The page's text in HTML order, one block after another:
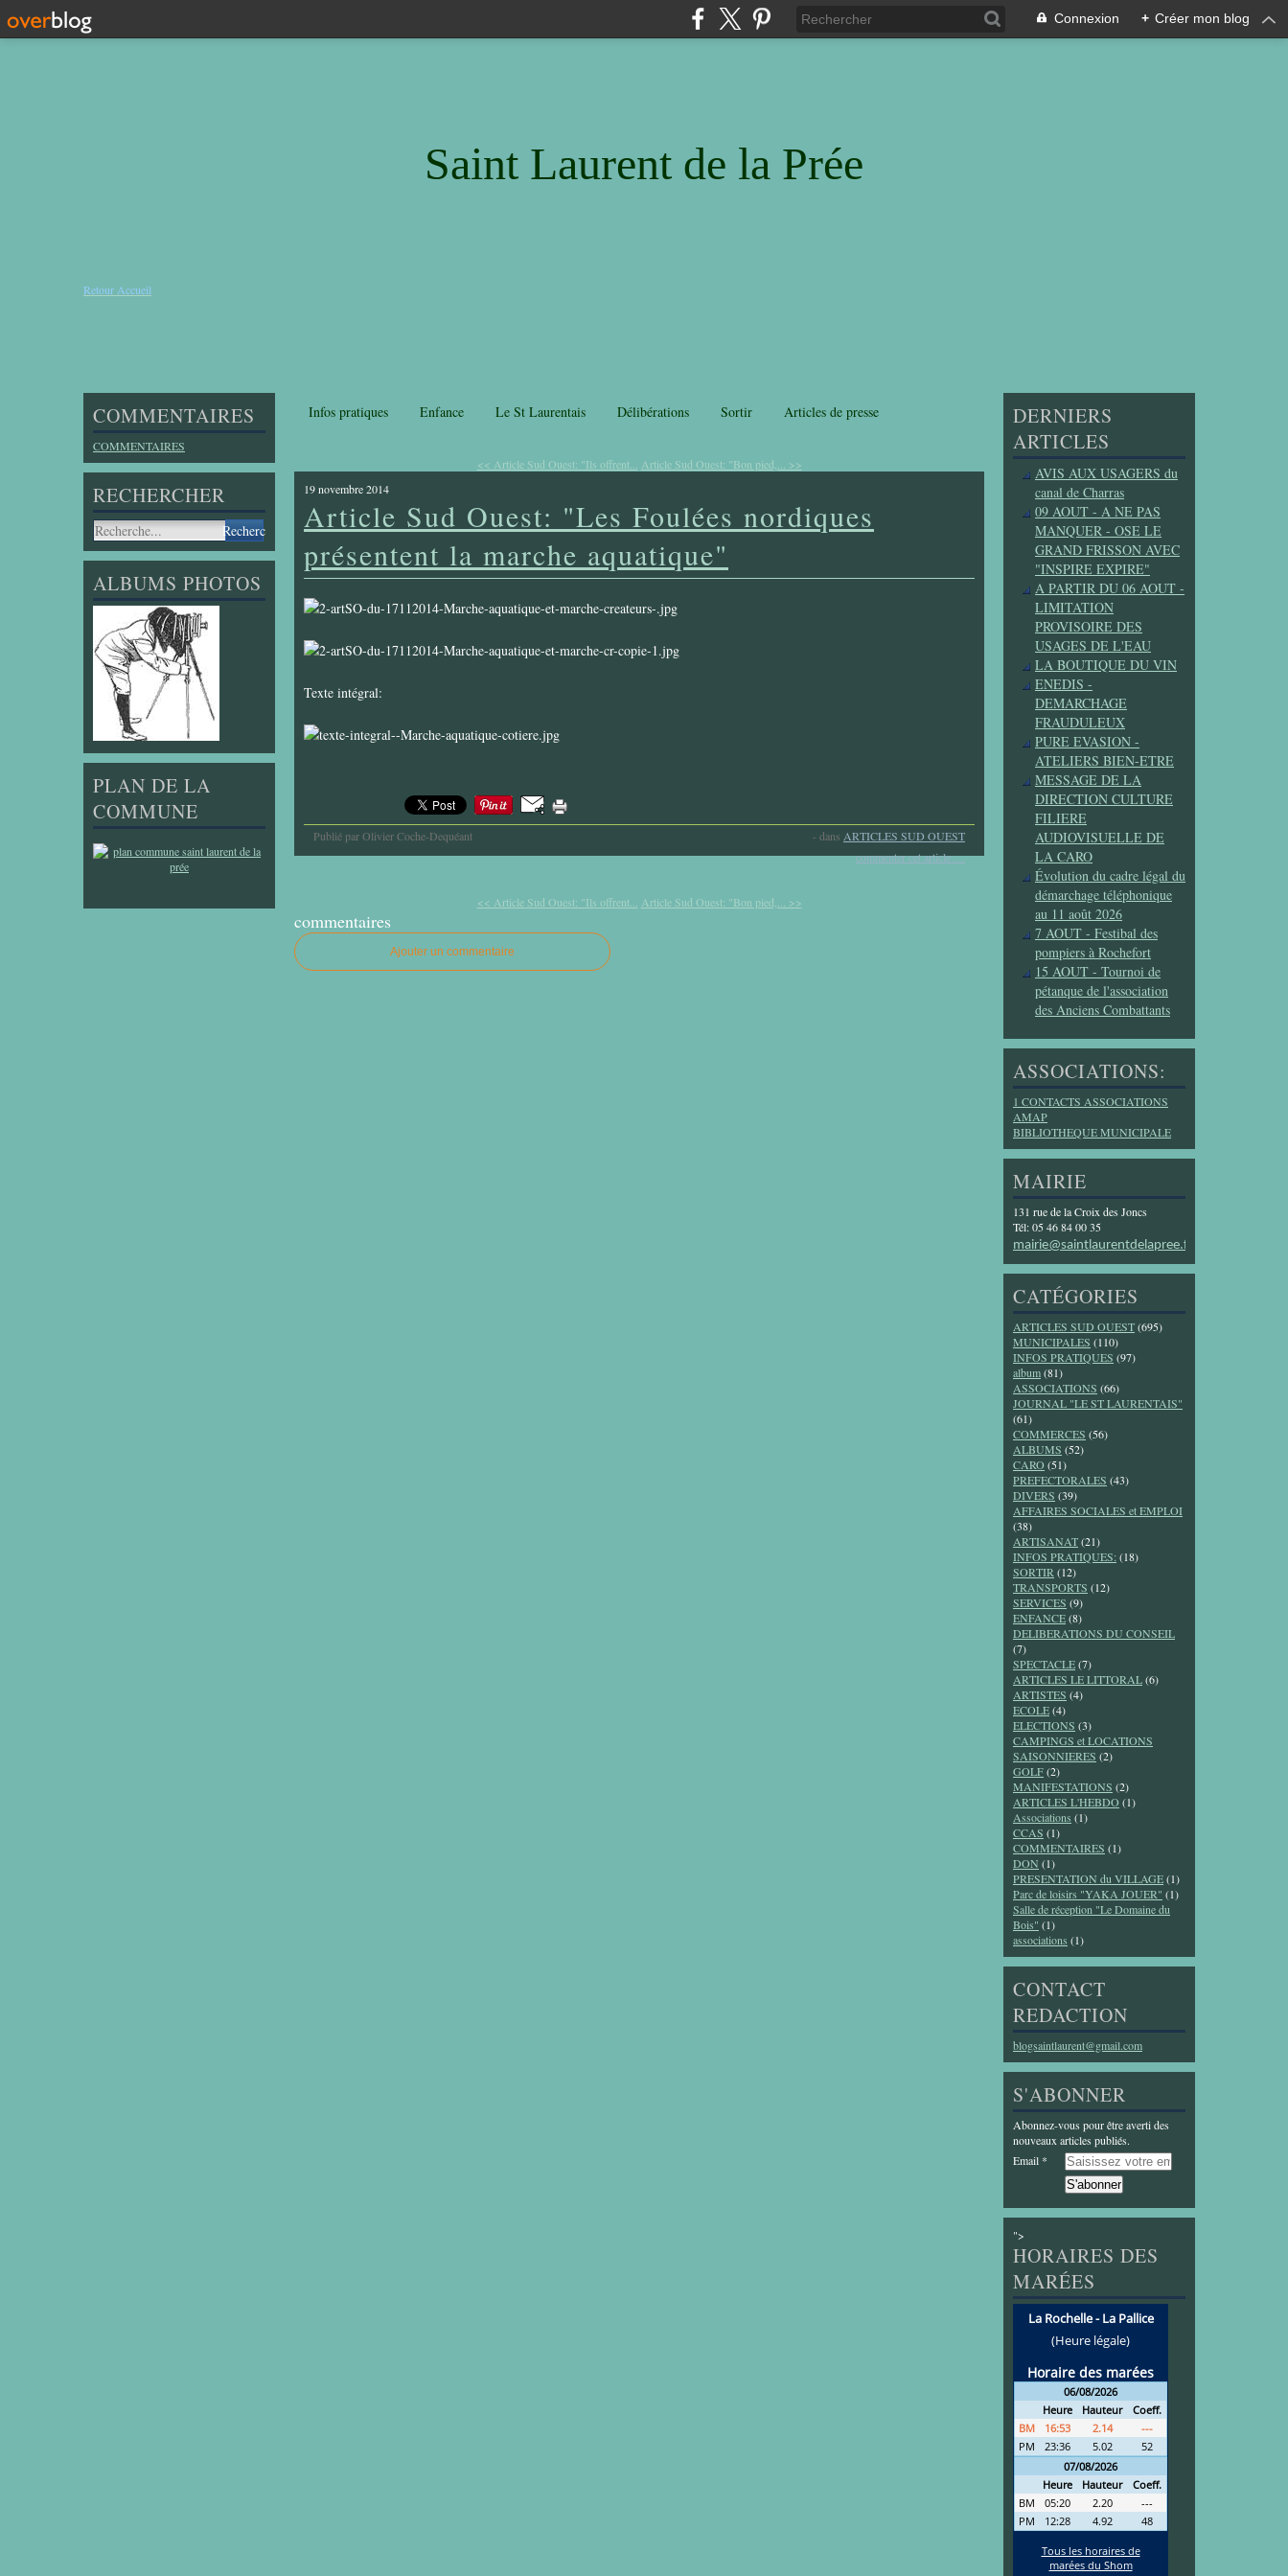
Connexion + Créer mon blog
Saint Laurent de la Prée
Retour Accueil
COMMENTAIRES
COMMENTAIRES
RECHERCHER
ALBUMS PHOTOS
PLAN DE LA
COMMUNE
Infos pratiques Enfance Le St Laurentais Délibérations Sortir Articles de presse
<< Article Sud Ouest: "Ils offrent...
Article Sud Ouest: "Bon pied,... >>
19 novembre 2014
Article Sud Ouest: "Les Foulées nordiques
présentent la marche aquatique"
Texte intégral:
Publié par Olivier Coche-Dequéant - dans ARTICLES SUD OUEST
commenter cet article…
<< Article Sud Ouest: "Ils offrent... Article Sud Ouest: "Bon pied,... >>
commentaires
Ajouter un commentaire
DERNIERS
ARTICLES
AVIS AUX USAGERS du
canal de Charras
09 AOUT - A NE PAS
MANQUER - OSE LE
GRAND FRISSON AVEC
"INSPIRE EXPIRE"
A PARTIR DU 06 AOUT -
LIMITATION
PROVISOIRE DES
USAGES DE L'EAU
LA BOUTIQUE DU VIN
ENEDIS -
DEMARCHAGE
FRAUDULEUX
PURE EVASION -
ATELIERS BIEN-ETRE
MESSAGE DE LA
DIRECTION CULTURE
FILIERE
AUDIOVISUELLE DE
LA CARO
Évolution du cadre légal du
démarchage téléphonique
au 11 août 2026
7 AOUT - Festibal des
pompiers à Rochefort
15 AOUT - Tournoi de
pétanque de l'association
des Anciens Combattants
ASSOCIATIONS:
1 CONTACTS ASSOCIATIONS
AMAP
BIBLIOTHEQUE MUNICIPALE
MAIRIE
131 rue de la Croix des Joncs
Tél: 05 46 84 00 35
mairie@saintlaurentdelapree.fr
CATÉGORIES
ARTICLES SUD OUEST(695)
MUNICIPALES (110)
INFOS PRATIQUES (97)
album(81)
ASSOCIATIONS (66)
JOURNAL "LE ST LAURENTAIS"
(61)
COMMERCES (56)
ALBUMS (52)
CARO (51)
PREFECTORALES (43)
DIVERS (39)
AFFAIRES SOCIALES et EMPLOI
(38)
ARTISANAT(21)
INFOS PRATIQUES: (18)
SORTIR (12)
TRANSPORTS (12)
SERVICES (9)
ENFANCE(8)
DELIBERATIONS DU CONSEIL
(7)
SPECTACLE(7)
ARTICLES LE LITTORAL(6)
ARTISTES (4)
ECOLE(4)
ELECTIONS (3)
CAMPINGS et LOCATIONS
SAISONNIERES (2)
GOLF(2)
MANIFESTATIONS (2)
ARTICLES L'HEBDO (1)
Associations (1)
CCAS (1)
COMMENTAIRES (1)
DON (1)
PRESENTATION du VILLAGE(1)
Parc de loisirs "YAKA JOUER" (1)
Salle de réception "Le Domaine du
Bois" (1)
associations (1)
CONTACT
REDACTION
blogsaintlaurent@gmail.com
S'ABONNER
Abonnez-vous pour être averti des
nouveaux articles publiés.
Email
">
HORAIRES DES
MARÉES